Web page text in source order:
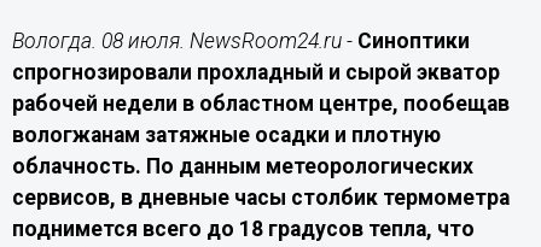
Вологда. 08 июля. NewsRoom24.ru - Синоптики
спрогнозировали прохладный и сырой экватор
рабочей недели в областном центре, пообещав
вологжанам затяжные осадки и плотную
облачность. По данным метеорологических
сервисов, в дневные часы столбик термометра
поднимется всего до 18 градусов тепла, что